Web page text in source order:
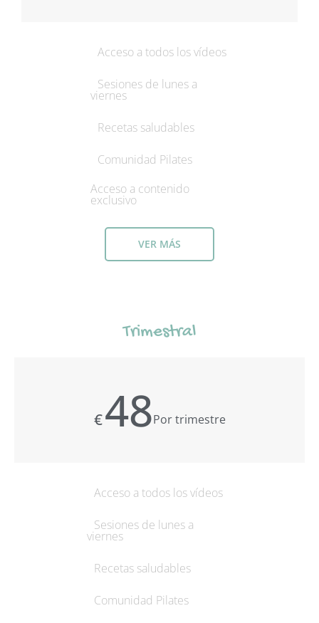
Acceso a todos los vídeos
Sesiones de lunes a
viernes
Recetas saludables
Comunidad Pilates
Acceso a contenido
exclusivo
VER MÁS
Trimestral
€48Por trimestre
Acceso a todos los vídeos
Sesiones de lunes a
viernes
Recetas saludables
Comunidad Pilates